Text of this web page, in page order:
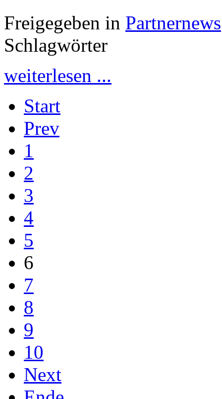
Freigegeben in Partnernews
Schlagwörter
weiterlesen ...
Start
Prev
1
2
3
4
5
6
7
8
9
10
Next